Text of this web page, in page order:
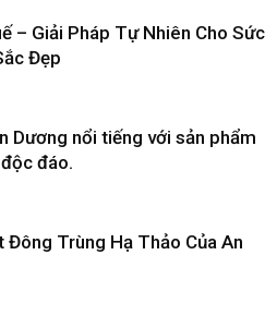
– Giải Pháp Tự Nhiên Cho Sức
Đẹp
Dương nổi tiếng với sản phẩm
đáo.
Đông Trùng Hạ Thảo Của An